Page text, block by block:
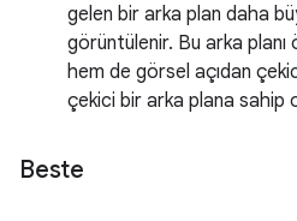
gelen bir arka plan daha
görüntülenir. Bu arka
hem de görsel açıdan
çekici bir arka plana sahip
Beste